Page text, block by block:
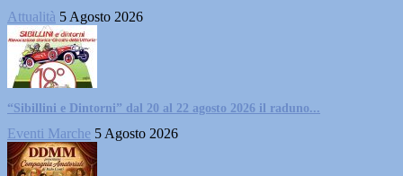
Attualità 5 Agosto 2026
“Sibillini e Dintorni” dal 20 al 22 agosto 2026 il raduno...
Eventi Marche 5 Agosto 2026